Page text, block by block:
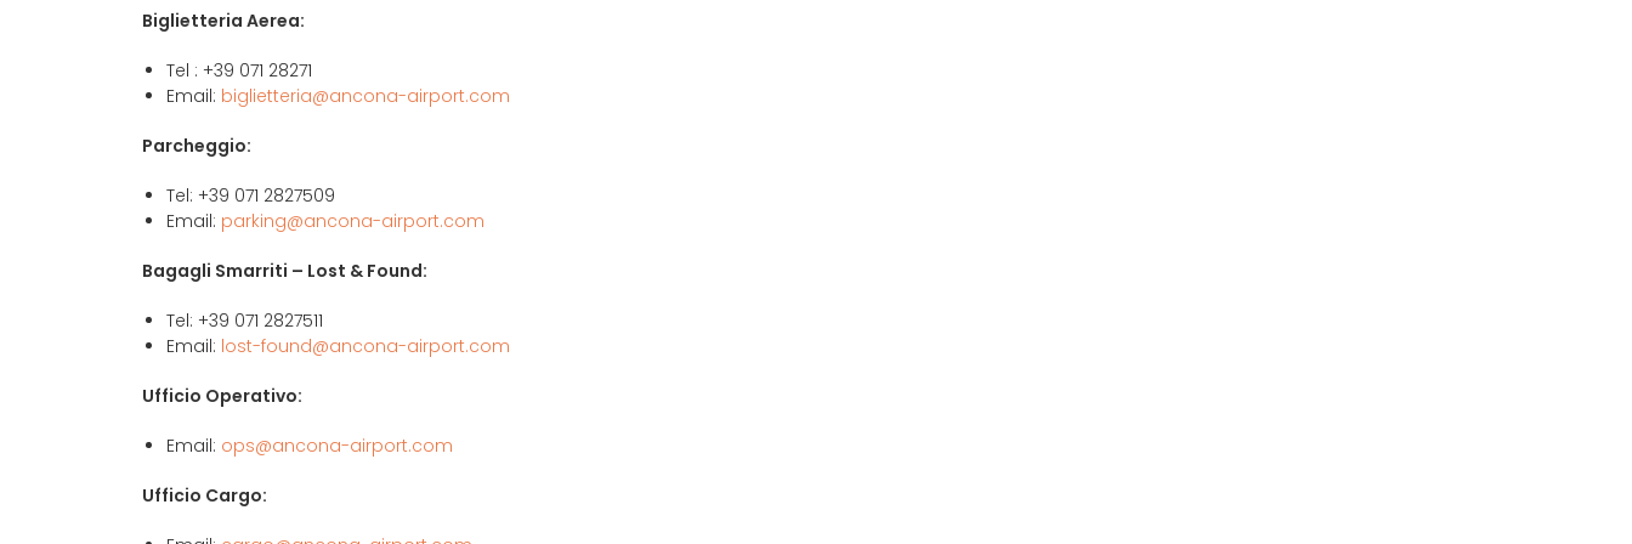
Biglietteria Aerea:
Tel : +39 071 28271
Email: biglietteria@ancona-airport.com
Parcheggio:
Tel: +39 071 2827509
Email: parking@ancona-airport.com
Bagagli Smarriti – Lost & Found:
Tel: +39 071 2827511
Email: lost-found@ancona-airport.com
Ufficio Operativo:
Email: ops@ancona-airport.com
Ufficio Cargo: